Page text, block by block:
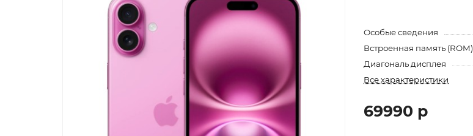
Особые сведения
Встроенная память (ROM)
Диагональ дисплея
Все характеристики
69990 р